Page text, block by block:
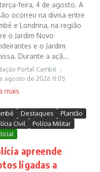
feira, 4 de agosto. A
ocorreu na divisa entre
e Londrina, na região
o Jardim Novo
e o Jardim
Durante a açã...
Portal Cambé
agosto de 2026 11:05
mais
Destaques
Plantão
Civil
Polícia Militar
apreende
ligadas a